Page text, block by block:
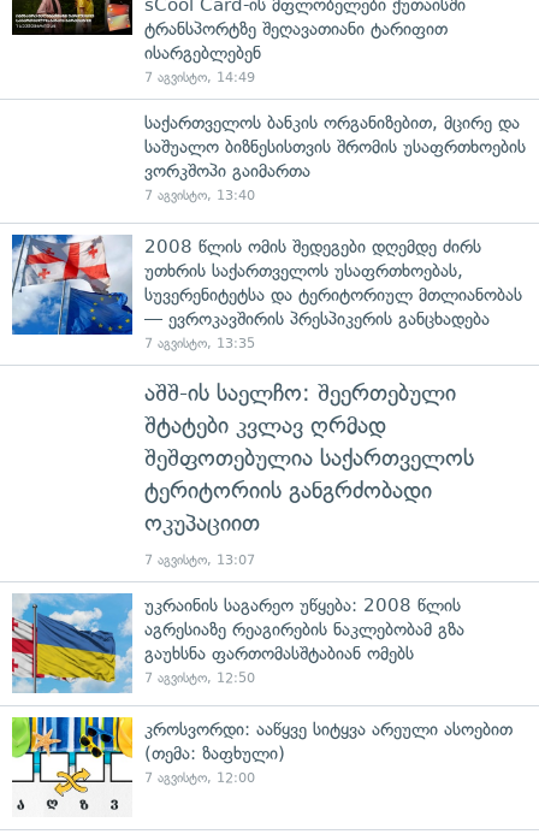
sCool Card-ის მფლობელები ქუთაისში
ტრანსპორტზე შეღავათიანი ტარიფით
ისარგებლებენ
7 აგვისტო, 14:49
საქართველოს ბანკის ორგანიზებით, მცირე და
საშუალო ბიზნესისთვის შრომის უსაფრთხოების
ვორკშოპი გაიმართა
7 აგვისტო, 13:40
2008 წლის ომის შედეგები დღემდე ძირს
უთხრის საქართველოს უსაფრთხოებას,
სუვერენიტეტსა და ტერიტორიულ მთლიანობას
— ევროკავშირის პრესპიკერის განცხადება
7 აგვისტო, 13:35
აშშ-ის საელჩო: შეერთებული
შტატები კვლავ ღრმად
შეშფოთებულია საქართველოს
ტერიტორიის განგრძობადი
ოკუპაციით
7 აგვისტო, 13:07
უკრაინის საგარეო უწყება: 2008 წლის
აგრესიაზე რეაგირების ნაკლებობამ გზა
გაუხსნა ფართომასშტაბიან ომებს
7 აგვისტო, 12:50
კროსვორდი: ააწყვე სიტყვა არეული ასოებით
(თემა: ზაფხული)
7 აგვისტო, 12:00